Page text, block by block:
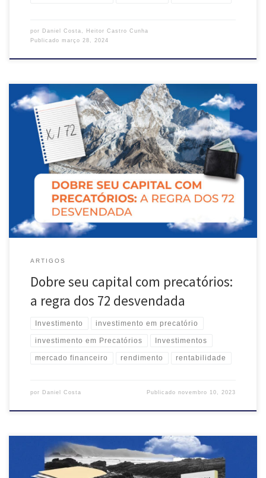
por Daniel Costa
Heitor Castro Cunha
Publicado março 28, 2024
A Magia dos Juros Compostos e Precatórios No universo das
finanças, desvendar os segredos da multiplicação do capital é como
encontrar um mapa do tesouro. Hoje, convido você a explorar a
Regra dos 72, um conceito de fácil compreensão, mas com um poder
extraordinário no mundo dos investimentos, especialmente quando
ARTIGOS
Dobre seu capital com precatórios:
a regra dos 72 desvendada
Investimento investimento em precatório
investimento em Precatórios Investimentos
mercado financeiro rendimento rentabilidade
por Daniel Costa Publicadonovembro 10, 2023